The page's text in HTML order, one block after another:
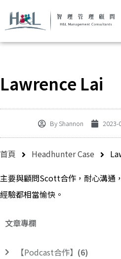
Lawrence Lai
By Shannon 2023-
首頁 Headhunter Case
主要與顧問Scott合作，耐心溝通
經驗都相當愉快。
文章專欄
【Podcast合作】 (6)